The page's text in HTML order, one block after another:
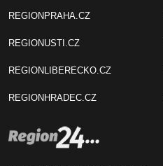
REGIONPRAHA.CZ
REGIONUSTI.CZ
REGIONLIBERECKO.CZ
REGIONHRADEC.CZ